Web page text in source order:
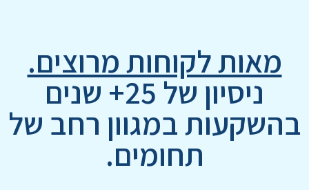
מאות לקוחות מרוצים.
ניסיון של 25+ שנים
בהשקעות במגוון רחב של
תחומים.